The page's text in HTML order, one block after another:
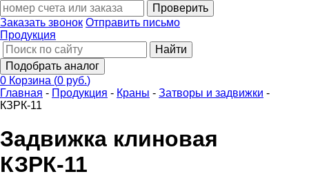
Проверить
Заказать звонок Отправить письмо
Продукция
Найти
Подобрать аналог
0 Корзина (0 руб.)
Главная - Продукция - Краны - Затворы и задвижки -
КЗРК-11
Задвижка клиновая
КЗРК-11